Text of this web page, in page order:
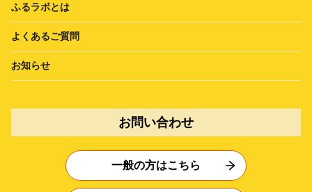
ふるラボとは
よくあるご質問
お知らせ
お問い合わせ
一般の方はこちら